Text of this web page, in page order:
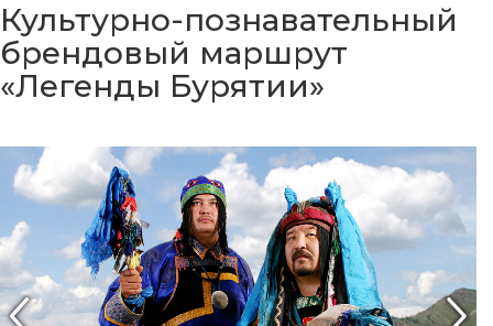
Культурно-познавательный
брендовый маршрут
«Легенды Бурятии»